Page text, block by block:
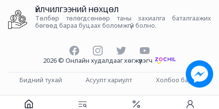
Төлбөр төлөгдсөнөөр таны захиалга баталгаажих
бөгөөд бараа буцаах боломжгүй болно.
ҮЙЛЧИЛГЭЭНИЙ НӨХЦӨЛ
FacebookInstagramTwitterYouTube
2026© Онлайн худалдааг хөгжүүлэгч
Бидний тухай Асуулт хариулт Холбоо барих